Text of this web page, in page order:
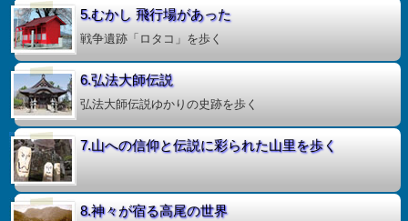
5.むかし 飛行場があった
戦争遺跡「ロタコ」を歩く
6.弘法大師伝説
弘法大師伝説ゆかりの史跡を歩く
7.山への信仰と伝説に彩られた山里を歩く
8.神々が宿る高尾の世界